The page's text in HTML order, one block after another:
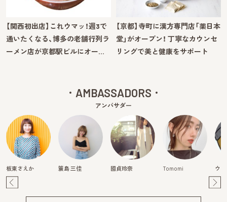
【関西初出店】これウマッ！週3で
通いたくなる、博多の老舗行列ラ
ーメン店が京都駅ビルにオー…
【京都】寺町に漢方専門店「薬日本
堂」がオープン！ 丁寧なカウンセ
リングで美と健康をサポート
AMBASSADORS
アンバサダー
板東さえか 簑島 三佳 國貞玲奈 Tomomi ウ